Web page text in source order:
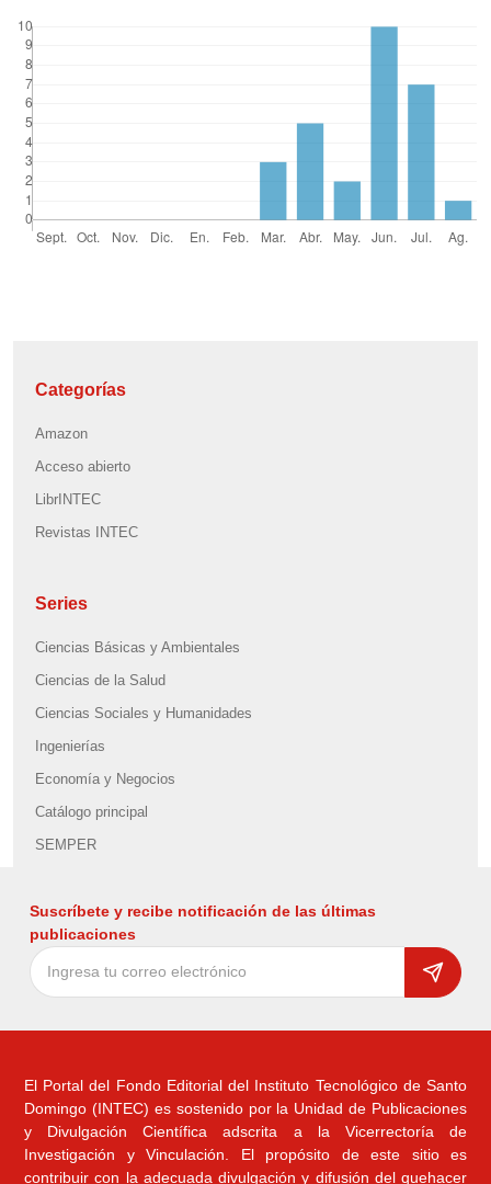
Categorías
Amazon
Acceso abierto
LibrINTEC
Revistas INTEC
Series
Ciencias Básicas y Ambientales
Ciencias de la Salud
Ciencias Sociales y Humanidades
Ingenierías
Economía y Negocios
Catálogo principal
SEMPER
Suscríbete y recibe notificación de las últimas
publicaciones
El Portal del Fondo Editorial del Instituto Tecnológico de Santo
Domingo (INTEC) es sostenido por la Unidad de Publicaciones
y Divulgación Científica adscrita a la Vicerrectoría de
Investigación y Vinculación. El propósito de este sitio es
contribuir con la adecuada divulgación y difusión del quehacer